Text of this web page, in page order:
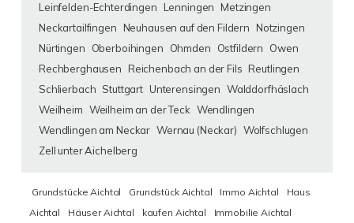
Leinfelden-Echterdingen
Lenningen
Metzingen
Neckartailfingen
Neuhausen auf den Fildern
Notzingen
Nürtingen
Oberboihingen Ohmden Ostfildern
Owen
Rechberghausen
Reichenbach an der Fils Reutlingen
Schlierbach Stuttgart Unterensingen Walddorfhäslach
Weilheim Weilheim an der Teck Wendlingen
Wendlingen am Neckar Wernau (Neckar) Wolfschlugen
Zell unter Aichelberg
Grundstücke Aichtal Grundstück Aichtal Immo Aichtal
Haus
Aichtal
Häuser Aichtal kaufen Aichtal
Immobilie Aichtal